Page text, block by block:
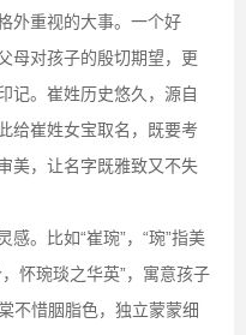
外重视的大事。一个好
母对孩子的殷切期望，更
记。崔姓历史悠久，源自
给崔姓女宝取名，既要考
美，让名字既雅致又不失
。比如“崔琬”，“琬”指美
怀琬琰之华英”，寓意孩子
不惜胭脂色，独立蒙蒙细